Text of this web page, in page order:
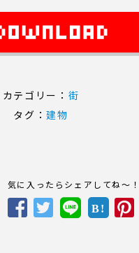
カテゴリー： 街
タグ：建物
気に入ったらシェアしてね～！
B!